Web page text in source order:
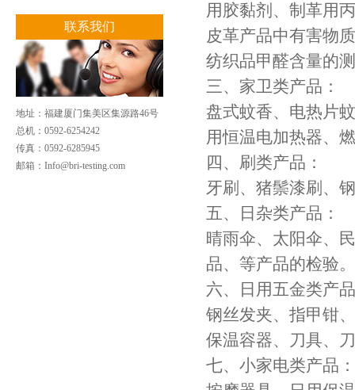
联系我们
地址：福建厦门集美区集源路46号
总机：0592-6254242
传真：0592-6285945
邮箱： Info@bri-testing.com
用胶黏剂、制革用
皮革产品中有害物
纺织品甲醛含量的
三、家卫类产品：
盘式蚊香、电热片
用恒温电加热器、
四、刷类产品：
牙刷、猪鬃漆刷、
五、日杂类产品：
晴雨伞、太阳伞、
品、等产品的检验。
六、日用五金类产
钢丝发夹、指甲钳
保温容器、刀具、
七、小家电类产品：